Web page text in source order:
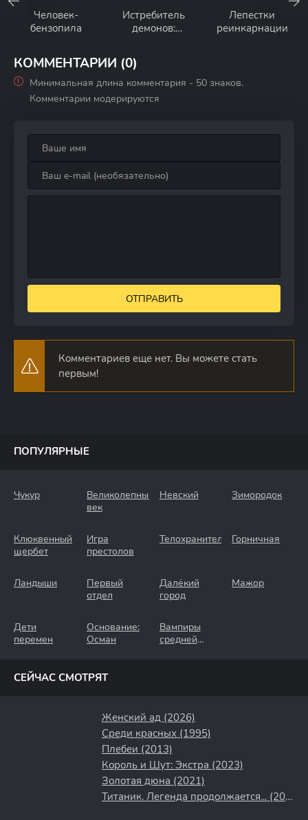
Человек-
бензопила
Истребитель
демонов:
крепость
Лепестки
реинкарнации
КОММЕНТАРИИ (0)
Минимальная длина комментария - 50 знаков.
Комментарии модерируются
ОТПРАВИТЬ
Комментариев еще нет. Вы можете стать
первым!
ПОПУЛЯРНЫЕ
Чукур
Великолепный
век
Невский Зимородок
Клюквенный
щербет
Игра
престолов
Телохранители Горничная
Ландыши
Первый
отдел
Далёкий
город
Мажор
Дети
перемен
Основание:
Осман
Вампиры
средней
СЕЙЧАС СМОТРЯТ
Женский ад (2026)
Среди красных (1995)
Плебеи (2013)
Король и Шут: Экстра (2023)
Золотая дюна (2021)
Титаник. Легенда продолжается... (2000)